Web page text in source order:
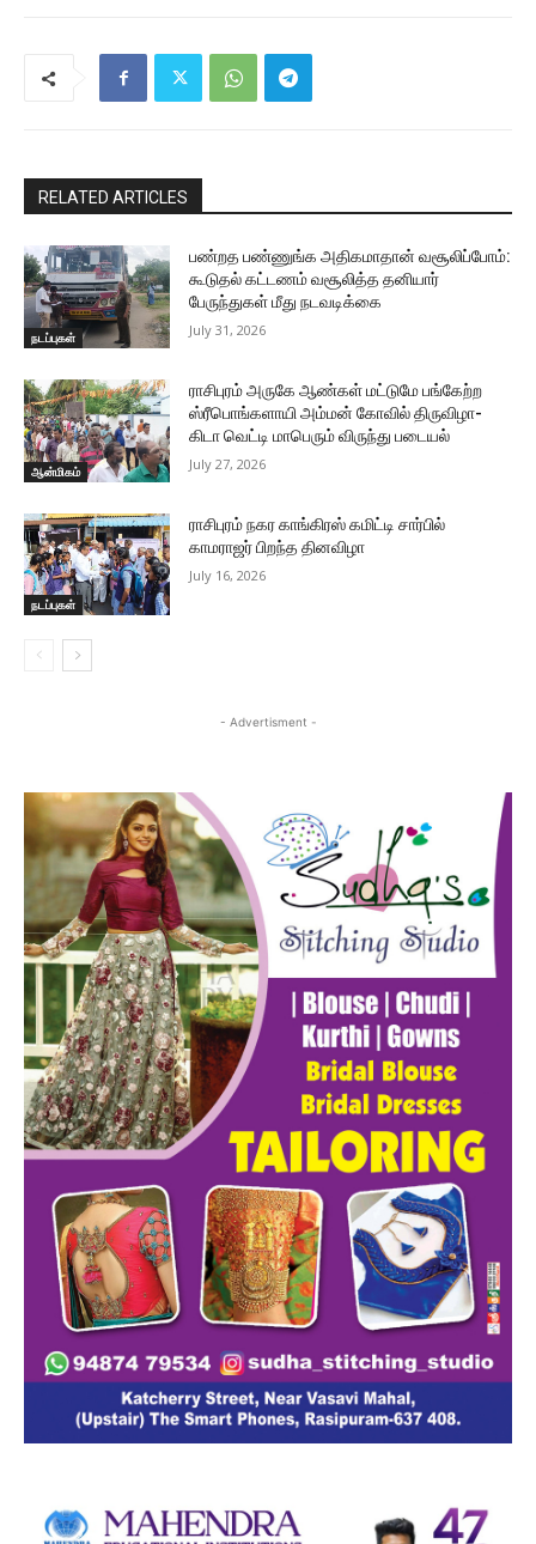
RELATED ARTICLES
நடப்புகள்
பண்றத பண்ணுங்க அதிகமாதான் வசூலிப்போம்:
கூடுதல் கட்டணம் வசூலித்த தனியார்
பேருந்துகள் மீது நடவடிக்கை
July 31, 2026
ஆன்மிகம்
ராசிபுரம் அருகே ஆண்கள் மட்டுமே பங்கேற்ற
ஸ்ரீபொங்களாயி அம்மன் கோவில் திருவிழா-
கிடா வெட்டி மாபெரும் விருந்து படையல்
July 27, 2026
நடப்புகள்
ராசிபுரம் நகர காங்கிரஸ் கமிட்டி சார்பில்
காமராஜர் பிறந்த தினவிழா
July 16, 2026
- Advertisment -